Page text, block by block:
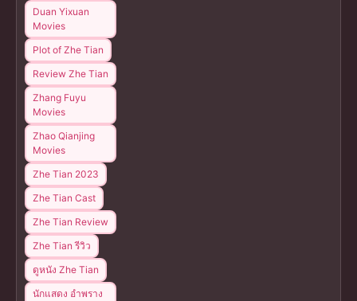
Duan Yixuan
Movies
Plot of Zhe Tian
Review Zhe Tian
Zhang Fuyu
Movies
Zhao Qianjing
Movies
Zhe Tian 2023
Zhe Tian Cast
Zhe Tian Review
Zhe Tian รีวิว
ดูหนัง Zhe Tian
นักแสดง อำพราง